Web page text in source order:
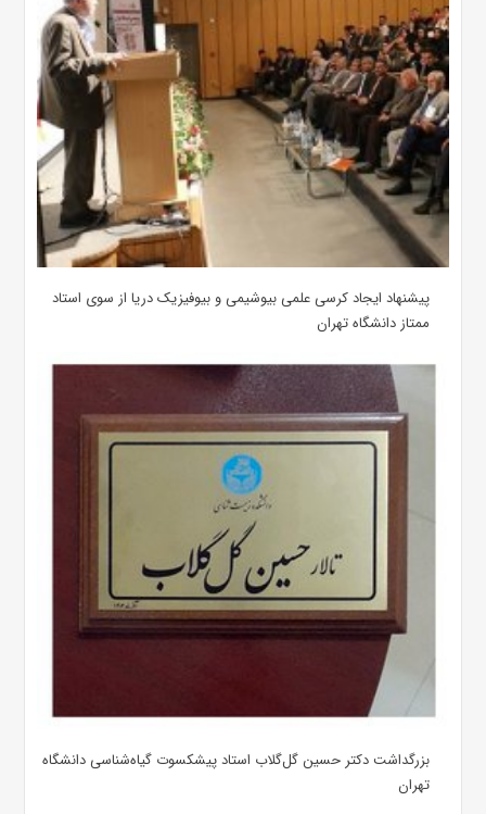
پیشنهاد ایجاد کرسی علمی بیوشیمی و بیوفیزیک دریا از سوی استاد
ممتاز دانشگاه تهران
بزرگداشت دکتر حسین گل‌گلاب استاد پیشکسوت گیاه‌شناسی دانشگاه
تهران